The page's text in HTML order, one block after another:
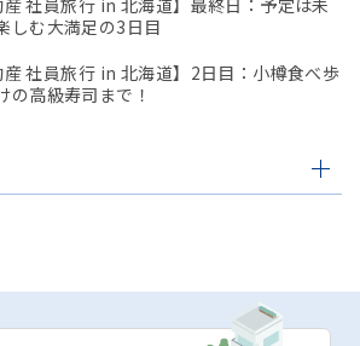
産 社員旅行 in 北海道】最終日：予定は未
しむ大満足の3日目
産 社員旅行 in 北海道】2日目：小樽食べ歩
の高級寿司まで！